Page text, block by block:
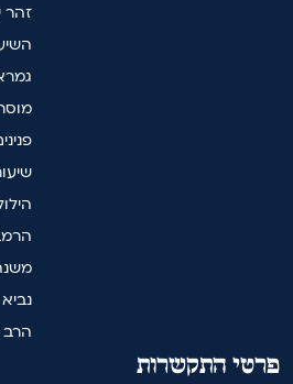
זהר
נביא
הרב
פרטי התקשרות